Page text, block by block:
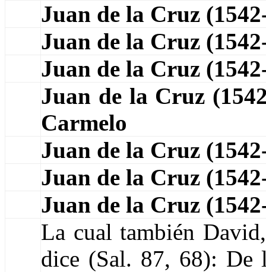
Juan de la Cruz
Juan de la Cruz
Juan de la Cruz
Juan de la Cruz
Carmelo
Juan de la Cruz
Juan de la Cruz
Juan de la Cruz
La cual también
dice (Sal. 87, 6­8): De